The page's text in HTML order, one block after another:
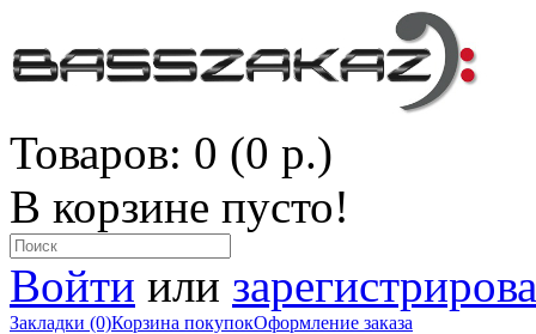
Товаров: 0 (0 р.)
В корзине пусто!
Войти или
Закладки (0)Корзина покупокОформление заказа